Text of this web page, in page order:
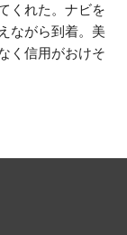
くれた。ナビを
ながら到着。美
く信用がおけそ